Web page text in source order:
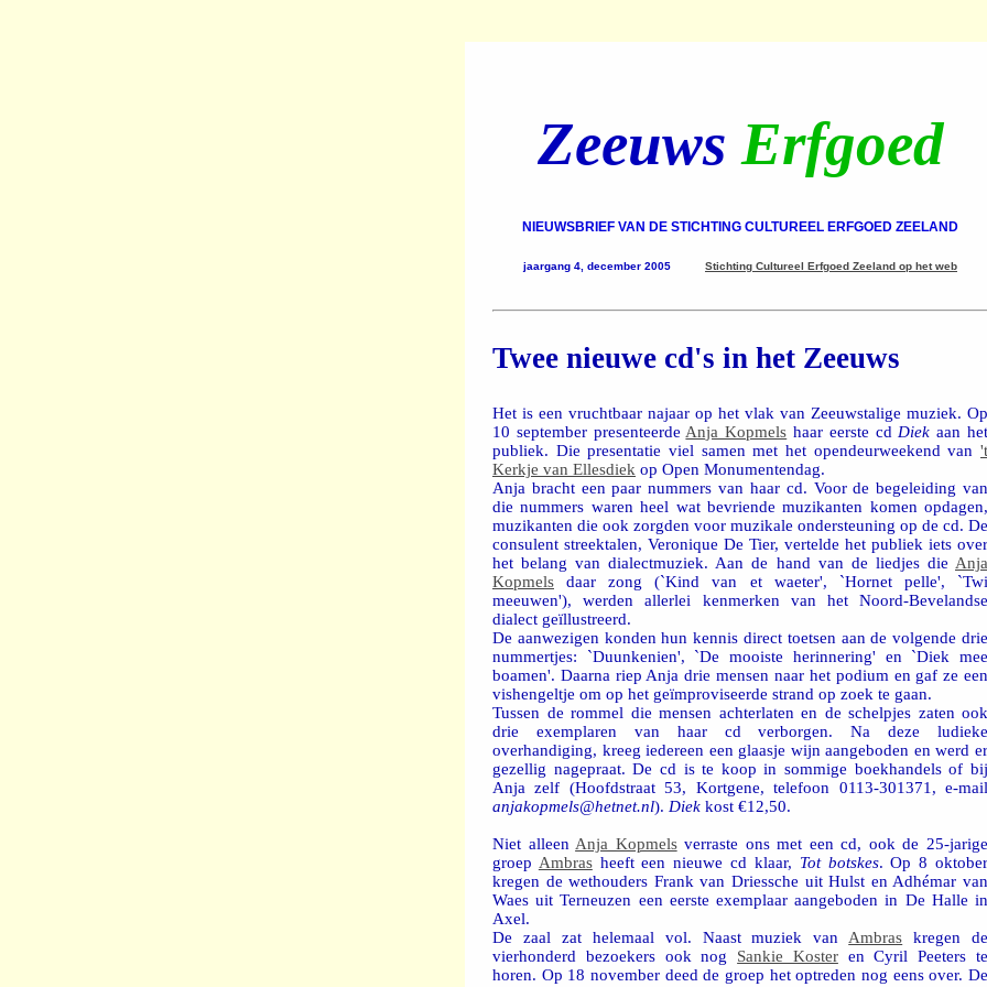
Zeeuws Erfgoed
NIEUWSBRIEF VAN DE STICHTING CULTUREEL ERFGOED ZEELAND
jaargang 4, december 2005 Stichting Cultureel Erfgoed Zeeland op het web
Twee nieuwe cd's in het Zeeuws
Het is een vruchtbaar najaar op het vlak van Zeeuwstalige muziek. Op
10 september presenteerdeAnja Kopmels haar eerste cdDiek aan het
publiek. Die presentatie viel samen met het opendeurweekend van 't
Kerkje van Ellesdiek op Open Monumentendag.
Anja bracht een paar nummers van haar cd. Voor de begeleiding van
die nummers waren heel wat bevriende muzikanten komen opdagen,
muzikanten die ook zorgden voor muzikale ondersteuning op de cd. De
consulent streektalen, Veronique De Tier, vertelde het publiek iets over
het belang van dialectmuziek. Aan de hand van de liedjes die Anja
Kopmels daar zong (`Kind van et waeter', `Hornet pelle', `Twi
meeuwen'), werden allerlei kenmerken van het Noord-Bevelandse
dialect geïllustreerd.
De aanwezigen konden hun kennis direct toetsen aan de volgende drie
nummertjes: `Duunkenien', `De mooiste herinnering' en `Diek mee
boamen'. Daarna riep Anja drie mensen naar het podium en gaf ze een
vishengeltje om op het geïmproviseerde strand op zoek te gaan.
Tussen de rommel die mensen achterlaten en de schelpjes zaten ook
drie exemplaren van haar cd verborgen. Na deze ludieke
overhandiging, kreeg iedereen een glaasje wijn aangeboden en werd er
gezellig nagepraat. De cd is te koop in sommige boekhandels of bij
Anja zelf (Hoofdstraat 53, Kortgene, telefoon 0113-301371, e-mail
anjakopmels@hetnet.nl). Diek kost €12,50.
Niet alleenAnja Kopmelsverraste ons met een cd, ook de 25-jarige
groep Ambrasheeft een nieuwe cd klaar, Tot botskes. Op 8 oktober
kregen de wethouders Frank van Driessche uit Hulst en Adhémar van
Waes uit Terneuzen een eerste exemplaar aangeboden in De Halle in
Axel.
De zaal zat helemaal vol. Naast muziek vanAmbras kregen de
vierhonderd bezoekers ook nog Sankie Kosteren Cyril Peeters te
horen. Op 18 november deed de groep het optreden nog eens over. De